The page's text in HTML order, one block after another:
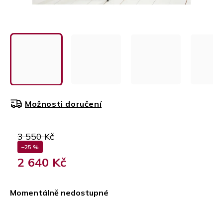
3 550 Kč
–25 %
2 640 Kč
Momentálně nedostupné
Možnosti doručení